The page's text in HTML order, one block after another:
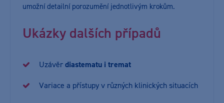
umožní detailní porozumění jednotlivým krokům.
Ukázky dalších případů
Uzávěrdiastematu i tremat
Variace a přístupy v různých klinických situacích